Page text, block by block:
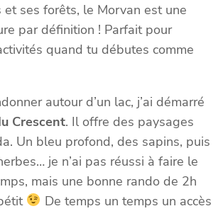
ses forêts, le Morvan est une
par définition ! Parfait pour
quand tu débutes comme
autour d’un lac, j’ai démarré
Crescent. Il offre des paysages
Un bleu profond, des sapins, puis
je n’ai pas réussi à faire le
mais une bonne rando de 2h
De temps un temps un accès